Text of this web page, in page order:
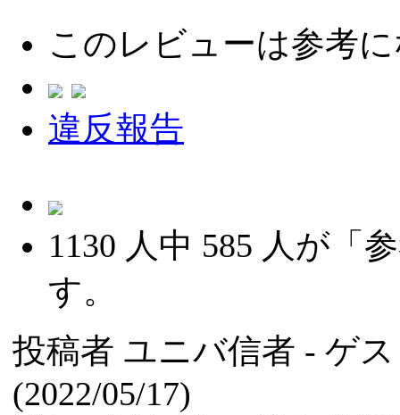
このレビューは参考
違反報告
1130 人中 585 人が「
す。
投稿者 ユニバ信者 - ゲ
(2022/05/17)